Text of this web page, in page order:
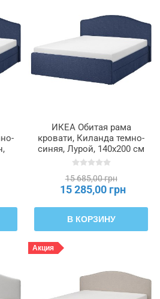
ИКЕА Обитая рама
кровати, Киланда темно-
синяя, Лурой, 140x200 см
RAMNEFJÄLL, 896.074.82
15 685,00 грн
15 285,00 грн
В КОРЗИНУ
Акция